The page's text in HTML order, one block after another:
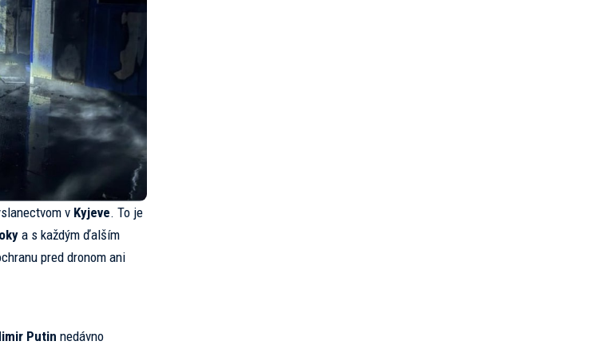
v Kyjeve. To je
a s každým ďalším
pred dronom ani
Putin nedávno